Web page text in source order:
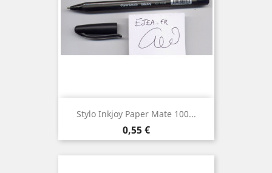
Stylo Inkjoy Paper Mate 100...
Prix
0,55 €